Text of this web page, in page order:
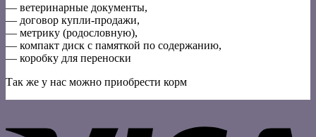
— ветеринарные документы,
— договор купли-продажи,
— метрику (родословную),
— компакт диск с памяткой по содержанию,
— коробку для переноски
Так же у нас можно приобрести корм